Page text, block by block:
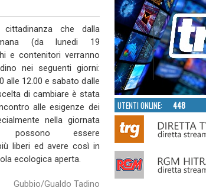
che dalla
(da lunedi 19
e contenitori verranno
nei seguenti giorni:
alle 12.00 e sabato dalle
di cambiare è stata
alle esigenze dei
nella giornata
essere
liberi ed avere così in
ecologica aperta.
Gubbio/Gualdo Tadino
UTENTI ONLINE: 448